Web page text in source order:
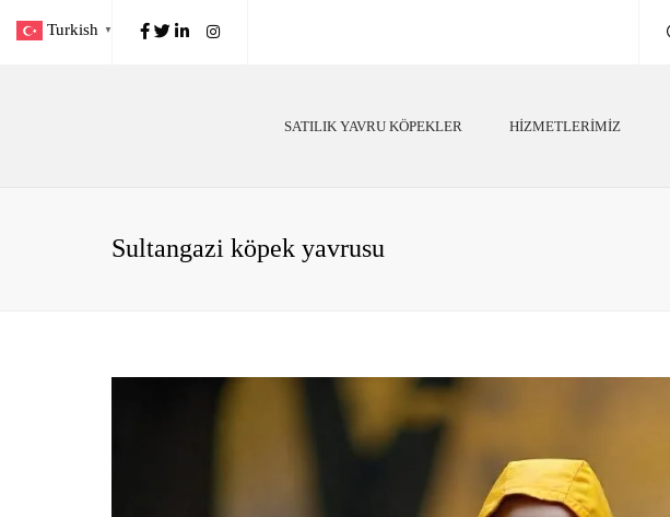
SATILIK YAVRU KÖPEKLER
Golden Retriever
HIZMETLERIMIZ
Sultangazi köpek yavrusu
Turkish ▼